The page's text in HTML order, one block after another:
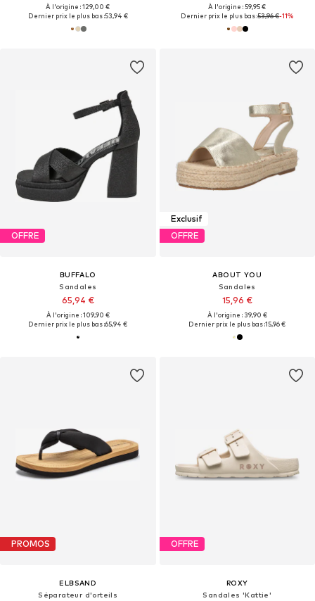
À l'origine : 129,00 €
Dernier prix le plus bas :53,94 €
À l'origine : 59,95 €
Dernier prix le plus bas :53,96 €-11%
OFFRE
BUFFALO
Sandales
65,94 €
À l'origine : 109,90 €
Dernier prix le plus bas :65,94 €
Exclusif
OFFRE
ABOUT YOU
Sandales
15,96 €
À l'origine : 39,90 €
Dernier prix le plus bas :15,96 €
PROMOS
ELBSAND
Séparateur d'orteils
OFFRE
ROXY
Sandales 'Kattie'